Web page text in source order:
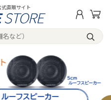
式直販サイト